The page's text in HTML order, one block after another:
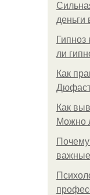
деньги
Гипноз
ли
Как
Как
Можно
Почему
важные